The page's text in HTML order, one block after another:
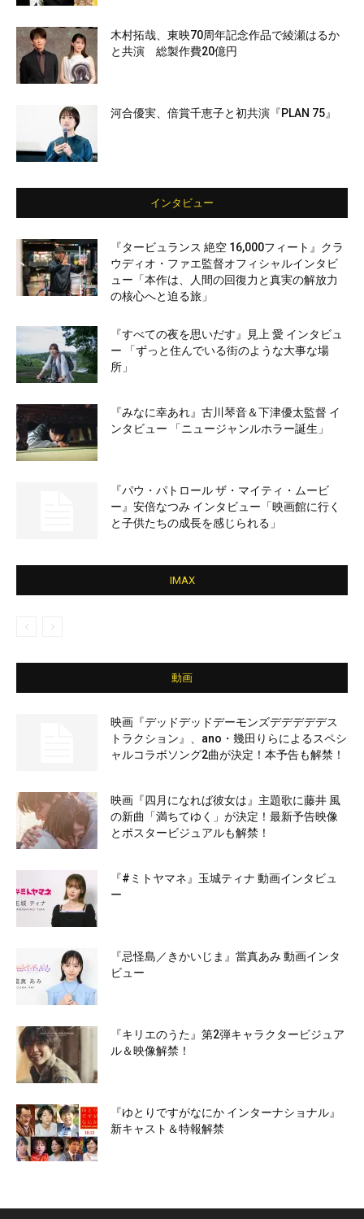
木村拓哉、東映70周年記念作品で綾瀬はるか
と共演 総製作費20億円
河合優実、倍賞千恵子と初共演『PLAN 75』
インタビュー
『タービュランス 絶空 16,000フィート』クラ
ウディオ・ファエ監督オフィシャルインタビ
ュー「本作は、人間の回復力と真実の解放力
の核心へと迫る旅」
『すべての夜を思いだす』見上 愛 インタビュ
ー 「ずっと住んでいる街のような大事な場
所」
『みなに幸あれ』古川琴音＆下津優太監督 イ
ンタビュー 「ニュージャンルホラー誕生」
『パウ・パトロール ザ・マイティ・ムービ
ー』安倍なつみ インタビュー「映画館に行く
と子供たちの成長を感じられる」
IMAX
動画
映画『デッドデッドデーモンズデデデデデス
トラクション』、ano・幾田りらによるスペシ
ャルコラボソング2曲が決定！本予告も解禁！
映画『四月になれば彼女は』主題歌に藤井 風
の新曲「満ちてゆく」が決定！最新予告映像
とポスタービジュアルも解禁！
『#ミトヤマネ』玉城ティナ 動画インタビュ
ー
『忌怪島／きかいじま』當真あみ 動画インタ
ビュー
『キリエのうた』第2弾キャラクタービジュア
ル＆映像解禁！
『ゆとりですがなにか インターナショナル』
新キャスト＆特報解禁